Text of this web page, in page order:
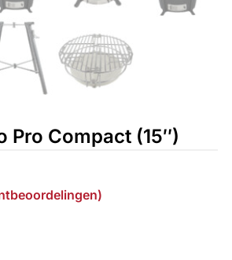
Pro Compact (15″)